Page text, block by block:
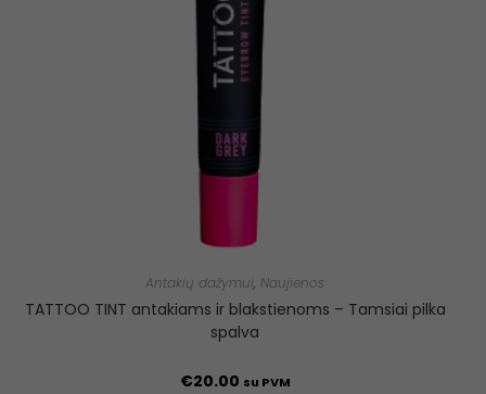
Antakių dažymui, Naujienos
TATTOO TINT antakiams ir blakstienoms – Tamsiai pilka
spalva
€20.00 su PVM